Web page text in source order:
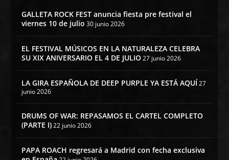
GALLETA ROCK FEST anuncia fiesta pre festival el
viernes 10 de julio 30 junio 2026
EL FESTIVAL MÚSICOS EN LA NATURALEZA CELEBRA
SU XIX ANIVERSARIO EL 4 DE JULIO 27 junio 2026
LA GIRA ESPAÑOLA DE DEEP PURPLE YA ESTÁ AQUÍ27
junio 2026
DRUMS OF WAR: REPASAMOS EL CARTEL COMPLETO
(PARTE I) 22 junio 2026
PAPA ROACH regresará a Madrid con fecha exclusiva